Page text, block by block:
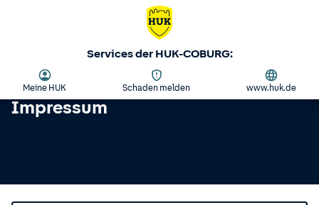
Services der HUK-COBURG:
Meine HUK Schaden melden www.huk.de
Impressum